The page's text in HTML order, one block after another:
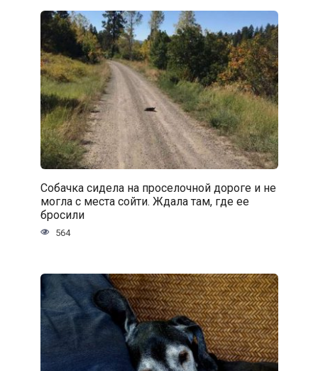
Собачка сидела на проселочной дороге и не
могла с места сойти. Ждала там, где ее
бросили
564